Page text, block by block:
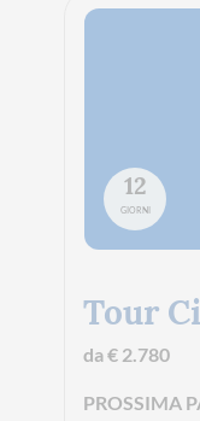
12
GIORNI
Tour
da € 2.780
PROSSIMA